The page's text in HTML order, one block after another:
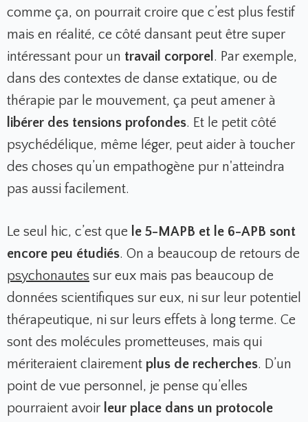
comme ça, on pourrait croire que c’est plus festif
mais en réalité, ce côté dansant peut être super
intéressant pour un travail corporel . Par exemple,
dans des contextes de danse extatique, ou de
thérapie par le mouvement, ça peut amener à
libérer des tensions profondes. Et le petit côté
psychédélique, même léger, peut aider à toucher
des choses qu’un empathogène pur n'atteindra
pas aussi facilement.
Le seul hic, c’est que le 5-MAPB et le 6-APB sont
encore peu étudiés. On a beaucoup de retours de
psychonautes sur eux mais pas beaucoup de
données scientifiques sur eux, ni sur leur potentiel
thérapeutique, ni sur leurs effets à long terme. Ce
sont des molécules prometteuses, mais qui
mériteraient clairement plus de recherches. D’un
point de vue personnel, je pense qu’elles
pourraient avoir leur place dans un protocole